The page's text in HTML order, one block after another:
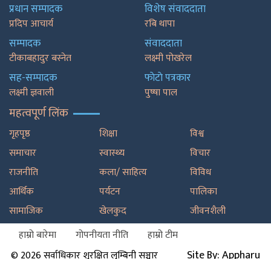
प्रधान सम्पादक
प्रदिप आचार्य
सम्पादक
टीकाबहादुर बस्नेत
सह-सम्पादक
लक्ष्मी ज्ञवाली
विशेष संवाददाता
रबि थापा
संवाददाता
लक्ष्मी पोखरेल
फाेटाे पत्रकार
पुष्षा पाल
महत्वपूर्ण लिंक
गृहपृष्ठ
समाचार
राजनीति
आर्थिक
सामाजिक
शिक्षा
स्वास्थ्य
कला/ साहित्य
पर्यटन
खेलकुद
विश्व
विचार
विविध
पालिका
जीवनशैली
हाम्रो बारेमा
गोपनीयता नीति
हाम्रो टीम
© 2026 सर्वाधिकार शुरक्षित लुम्बिनी सञ्चार